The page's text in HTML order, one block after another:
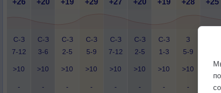
+26 +20 +19 +29 +27 +20 +19 +28 +25
С-З
7-12
С-З
3-6
С-З
2-5
С-З
5-9
С-З
7-12
С-З
2-5
С-З
1-3
З
5-9
>10 >10 >10 >10 >10 >10 >10 >10 >10
- - - - - - - - -